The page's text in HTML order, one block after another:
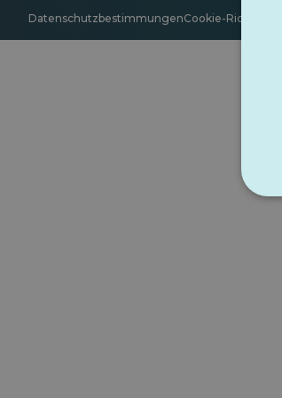
DatenschutzbestimmungenCookie-Richtlinie